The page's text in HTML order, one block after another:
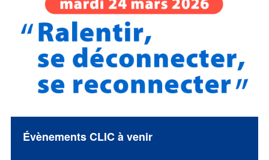
Évènements CLIC à venir